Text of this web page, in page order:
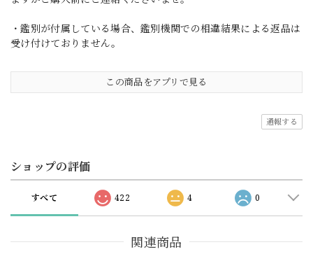
・鑑別が付属している場合、鑑別機関での相違結果による返品は
受け付けておりません。
この商品をアプリで見る
通報する
ショップの評価
すべて 422 4 0
関連商品